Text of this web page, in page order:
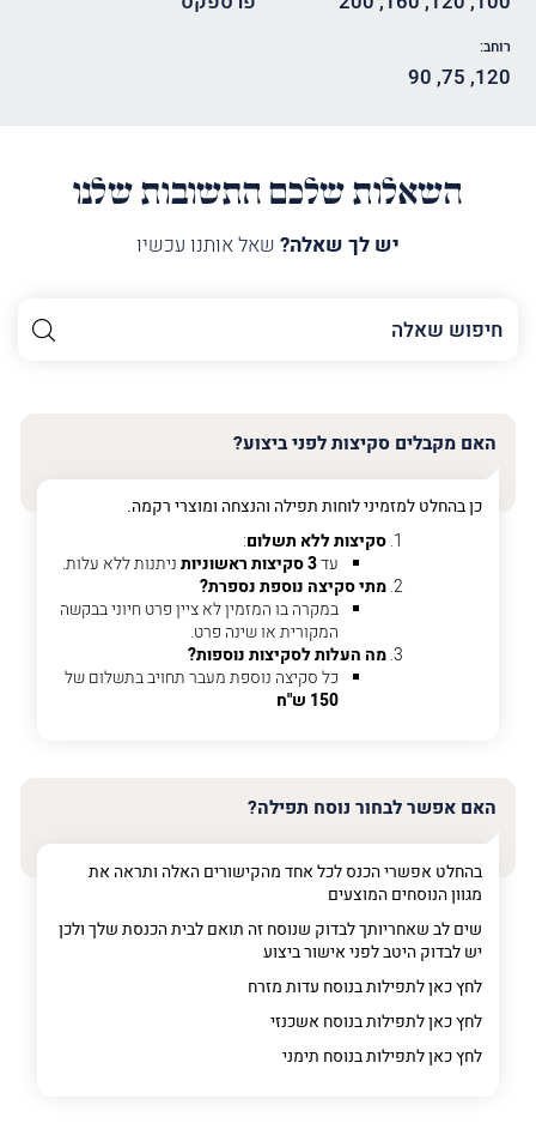
רוחב:
120
,
75
,
90
השאלות שלכם התשובות שלנו
יש לך שאלה? שאל אותנו עכשיו
השם
שלך
טלפון (חובה)
האם מקבלים סקיצות לפני ביצוע?
כן בהחלט למזמיני לוחות תפילה והנצחה ומוצרי רקמה.
סקיצות ללא תשלום:
עד3 סקיצות ראשוניות
ניתנות ללא עלות.
מתי סקיצה נוספת נספרת?
במקרה בו המזמין לא ציין פרט חיוני בבקשה
המקורית או שינה פרט.
מה העלות לסקיצות נוספות?
כל סקיצה נוספת מעבר תחויב בתשלום של
150 ש"ח
האם אפשר לבחור נוסח תפילה?
בהחלט אפשרי הכנס לכל אחד מהקישורים האלה ותראה את
מגוון הנוסחים המוצעים
שים לב שאחריותך לבדוק שנוסח זה תואם לבית הכנסת שלך ולכן
יש לבדוק היטב לפני אישור ביצוע
לחץ כאן לתפילות בנוסח עדות מזרח
לחץ כאן לתפילות בנוסח אשכנזי
לחץ כאן לתפילות בנוסח תימני